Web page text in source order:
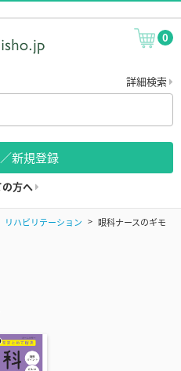
0
詳細検索
新規登録
方へ
リハビリテーション
眼科ナースのギモ